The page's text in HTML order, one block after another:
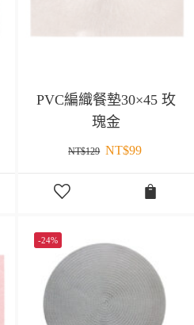
PVC編織餐墊30×45 玫
瑰金
NT$129 NT$99
-24%